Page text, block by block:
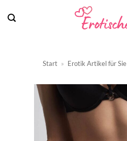
Inhalt
Start » Erotik Artikel für Sie